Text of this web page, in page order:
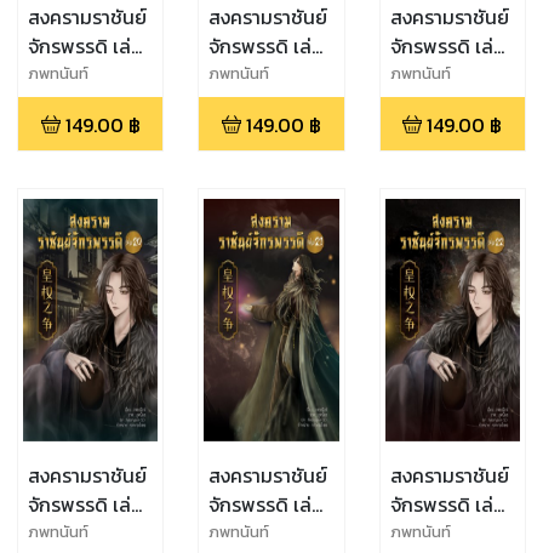
สงครามราชันย์
จักรพรรดิ เล่ม
ที่ 18
ภพทนันท์
149.00 ฿
สงครามราชันย์
จักรพรรดิ เล่ม
ที่ 19
ภพทนันท์
149.00 ฿
สงครามราชันย์
จักรพรรดิ เล่ม
ที่ 10
ภพทนันท์
149.00 ฿
สงครามราชันย์
จักรพรรดิ เล่ม
ที่ 20
ภพทนันท์
สงครามราชันย์
จักรพรรดิ เล่ม
ที่ 21
ภพทนันท์
สงครามราชันย์
จักรพรรดิ เล่ม
ที่ 22
ภพทนันท์